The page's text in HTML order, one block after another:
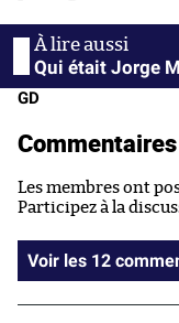
Qui était Jorge
GD
Commentaires
Les membres ont
Participez à la
Voir les 12